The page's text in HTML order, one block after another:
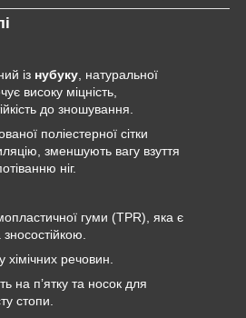
із нубуку, натуральної
високу міцність,
до зношування.
поліестерної сітки
зменшують вагу взуття
ніг.
гуми (TPR), яка є
хімічних речовин.
на п’ятку та носок для
стопи.